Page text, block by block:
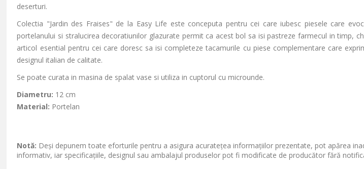
deserturi.
Colectia "Jardin des Fraises" de la Easy Life este conceputa pentru cei care iubesc piesele care
portelanului si stralucirea decoratiunilor glazurate permit ca acest bol sa isi pastreze farmecul in timp,
articol esential pentru cei care doresc sa isi completeze tacamurile cu piese complementare care
designul italian de calitate.
Se poate curata in masina de spalat vase si utiliza in cuptorul cu microunde.
Diametru: 12 cm
Material: Portelan
Notă: Deși depunem toate eforturile pentru a asigura acuratețea informațiilor prezentate, pot apărea
informativ, iar specificațiile, designul sau ambalajul produselor pot fi modificate de producător fără